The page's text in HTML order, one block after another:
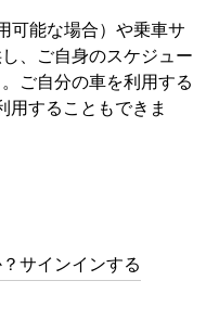
可能な場合）や乗車サ
、ご自身のスケジュー
ご自分の車を利用する
用することもできま
サインインする